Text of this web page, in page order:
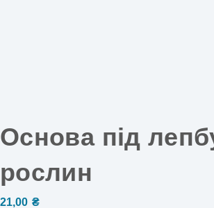
Основа під
рослин
21,00 ₴